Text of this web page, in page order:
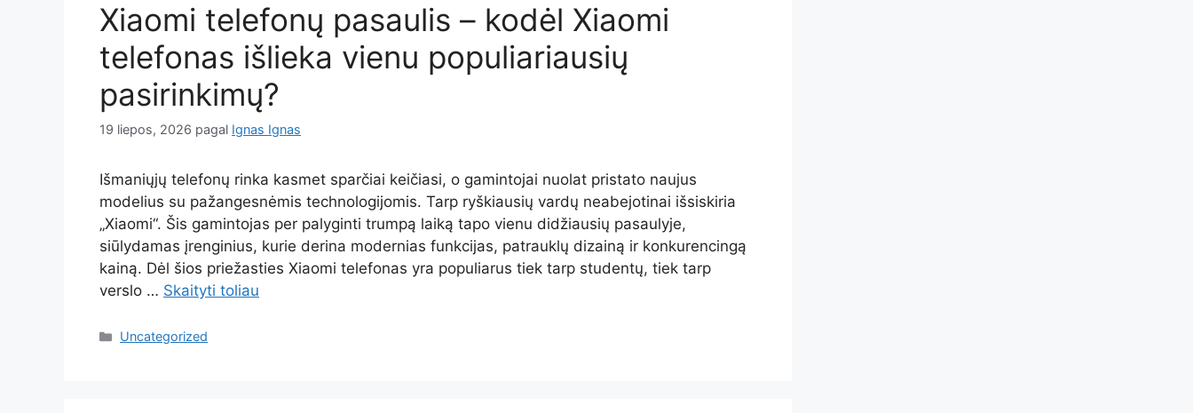
Xiaomi telefonų pasaulis – kodėl Xiaomi
telefonas išlieka vienu populiariausių
pasirinkimų?
19 liepos, 2026 pagal Ignas Ignas
Išmaniųjų telefonų rinka kasmet sparčiai keičiasi, o gamintojai nuolat pristato naujus
modelius su pažangesnėmis technologijomis. Tarp ryškiausių vardų neabejotinai išsiskiria
„Xiaomi“. Šis gamintojas per palyginti trumpą laiką tapo vienu didžiausių pasaulyje,
siūlydamas įrenginius, kurie derina modernias funkcijas, patrauklų dizainą ir konkurencingą
kainą. Dėl šios priežasties Xiaomi telefonas yra populiarus tiek tarp studentų, tiek tarp
verslo … Skaityti toliau
Kategorijos
Uncategorized